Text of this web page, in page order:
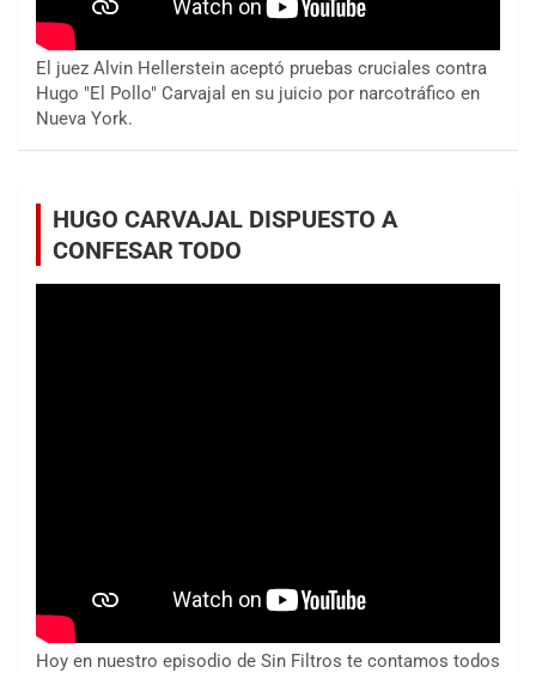
El juez Alvin Hellerstein aceptó pruebas cruciales contra
Hugo "El Pollo" Carvajal en su juicio por narcotráfico en
Nueva York.
HUGO CARVAJAL DISPUESTO A
CONFESAR TODO
Hoy en nuestro episodio de Sin Filtros te contamos todos